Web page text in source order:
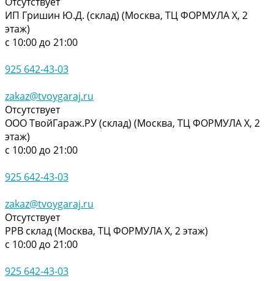
ИП Гришин Ю.Д. (склад) (Москва, ТЦ ФОРМУЛА Х, 2
этаж)
с 10:00 до 21:00
925 642-43-03
zakaz@tvoygaraj.ru
Отсутствует
ООО ТвойГараж.РУ (склад) (Москва, ТЦ ФОРМУЛА Х, 2
этаж)
с 10:00 до 21:00
925 642-43-03
zakaz@tvoygaraj.ru
Отсутствует
РРВ склад (Москва, ТЦ ФОРМУЛА Х, 2 этаж)
с 10:00 до 21:00
925 642-43-03